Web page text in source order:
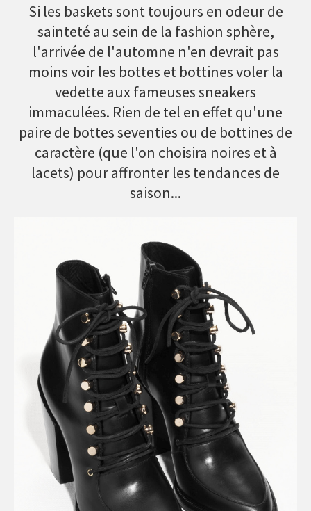
Si les baskets sont toujours en odeur de
sainteté au sein de la fashion sphère,
l'arrivée de l'automne n'en devrait pas
moins voir les bottes et bottines voler la
vedette aux fameuses sneakers
immaculées. Rien de tel en effet qu'une
paire de bottes seventies ou de bottines de
caractère (que l'on choisira noires et à
lacets) pour affronter les tendances de
saison...